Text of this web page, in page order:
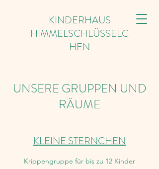
KINDERHAUS
HIMMELSCHLÜSSELC
HEN
UNSERE GRUPPEN UND
RÄUME
KLEINE STERNCHEN
Krippengruppe für bis zu 12 Kinder